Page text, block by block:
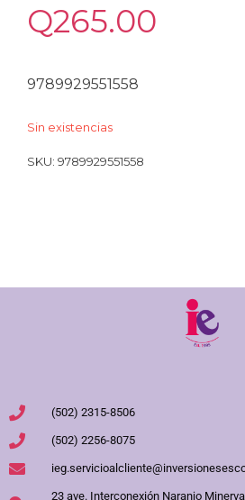
Q265.00
9789929551558
Sin existencias
SKU: 9789929551558
(502) 2315-8506
(502) 2256-8075
23 ave. Interconexión Naranjo